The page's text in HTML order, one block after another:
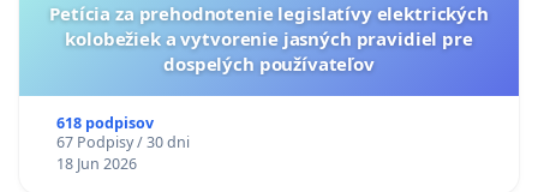
Petícia za prehodnotenie legislatívy elektrických
kolobežiek a vytvorenie jasných pravidiel pre
dospelých používateľov
618 podpisov
67 Podpisy / 30 dni
18 Jun 2026